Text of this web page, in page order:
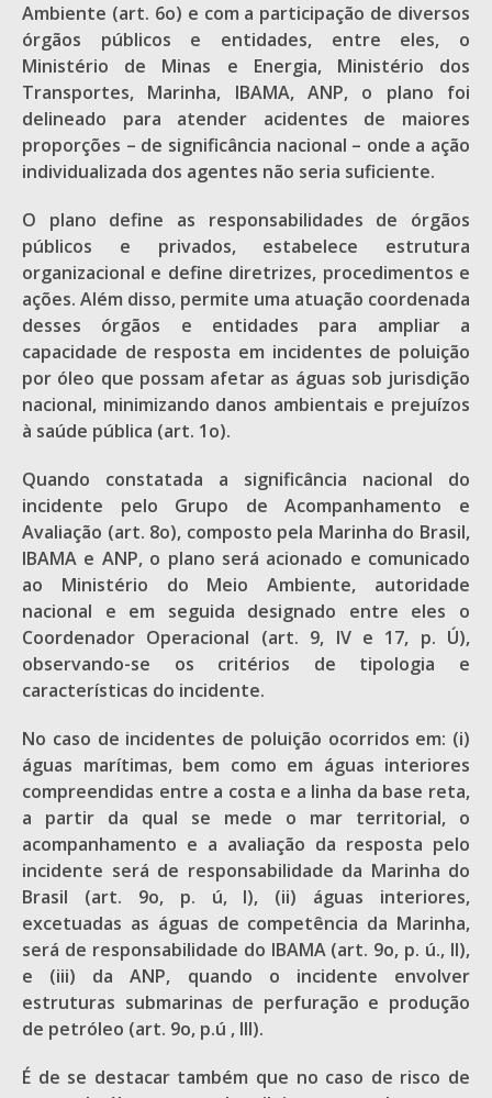
Ambiente (art. 6o) e com a participação de diversos
órgãos públicos e entidades, entre eles, o
Ministério de Minas e Energia, Ministério dos
Transportes, Marinha, IBAMA, ANP, o plano foi
delineado para atender acidentes de maiores
proporções – de significância nacional – onde a ação
individualizada dos agentes não seria suficiente.
O plano define as responsabilidades de órgãos
públicos e privados, estabelece estrutura
organizacional e define diretrizes, procedimentos e
ações. Além disso, permite uma atuação coordenada
desses órgãos e entidades para ampliar a
capacidade de resposta em incidentes de poluição
por óleo que possam afetar as águas sob jurisdição
nacional, minimizando danos ambientais e prejuízos
à saúde pública (art. 1o).
Quando constatada a significância nacional do
incidente pelo Grupo de Acompanhamento e
Avaliação (art. 8o), composto pela Marinha do Brasil,
IBAMA e ANP, o plano será acionado e comunicado
ao Ministério do Meio Ambiente, autoridade
nacional e em seguida designado entre eles o
Coordenador Operacional (art. 9, IV e 17, p. Ú),
observando-se os critérios de tipologia e
características do incidente.
No caso de incidentes de poluição ocorridos em: (i)
águas marítimas, bem como em águas interiores
compreendidas entre a costa e a linha da base reta,
a partir da qual se mede o mar territorial, o
acompanhamento e a avaliação da resposta pelo
incidente será de responsabilidade da Marinha do
Brasil (art. 9o, p. ú, I), (ii) águas interiores,
excetuadas as águas de competência da Marinha,
será de responsabilidade do IBAMA (art. 9o, p. ú., II),
e (iii) da ANP, quando o incidente envolver
estruturas submarinas de perfuração e produção
de petróleo (art. 9o, p.ú , III).
É de se destacar também que no caso de risco de